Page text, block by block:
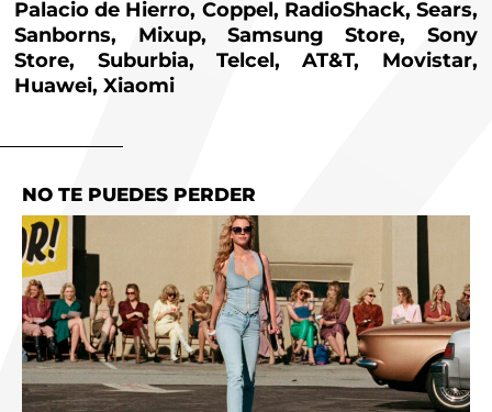
Palacio de Hierro, Coppel, RadioShack, Sears,
Sanborns, Mixup, Samsung Store, Sony
Store, Suburbia, Telcel, AT&T, Movistar,
Huawei, Xiaomi
NO TE PUEDES PERDER